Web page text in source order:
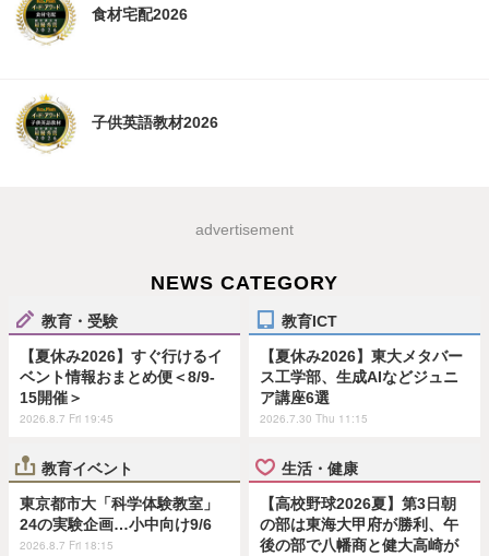
食材宅配2026
子供英語教材2026
advertisement
NEWS CATEGORY
教育・受験
【夏休み2026】すぐ行けるイ
ベント情報おまとめ便＜8/9-
15開催＞
2026.8.7 Fri 19:45
教育ICT
【夏休み2026】東大メタバー
ス工学部、生成AIなどジュニ
ア講座6選
2026.7.30 Thu 11:15
教育イベント
東京都市大「科学体験教室」
24の実験企画…小中向け9/6
2026.8.7 Fri 18:15
生活・健康
【高校野球2026夏】第3日朝
の部は東海大甲府が勝利、午
後の部で八幡商と健大高崎が